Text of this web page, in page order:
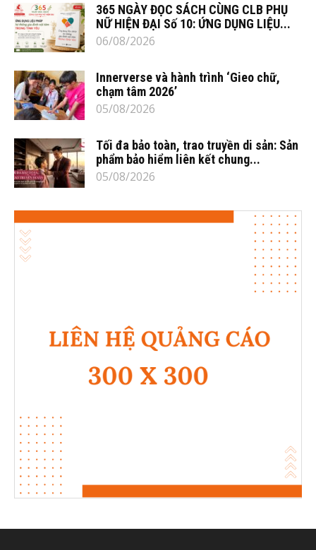
365 NGÀY ĐỌC SÁCH CÙNG CLB PHỤ
NỮ HIỆN ĐẠI Số 10: ỨNG DỤNG LIỆU...
06/08/2026
Innerverse và hành trình ‘Gieo chữ,
chạm tâm 2026’
05/08/2026
Tối đa bảo toàn, trao truyền di sản: Sản
phẩm bảo hiểm liên kết chung...
05/08/2026